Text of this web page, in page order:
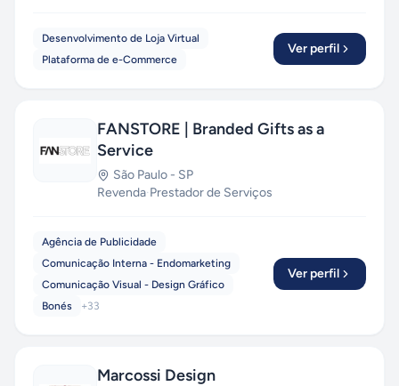
Desenvolvimento de Loja Virtual
Plataforma de e-Commerce
Ver perfil
FANSTORE | Branded Gifts as a
Service
São Paulo - SP
Revenda·Prestador de Serviços
Agência de Publicidade
Comunicação Interna - Endomarketing
Comunicação Visual - Design Gráfico
Bonés
+33
Ver perfil
Marcossi Design